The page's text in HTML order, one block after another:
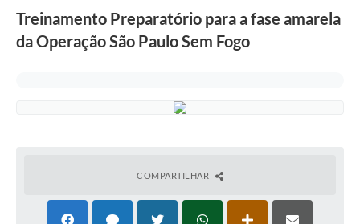
Treinamento Preparatório para a fase amarela
da Operação São Paulo Sem Fogo
COMPARTILHAR